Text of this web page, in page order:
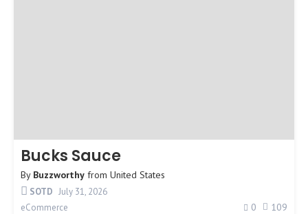
Bucks Sauce
By Buzzworthy from United States
SOTD July 31, 2026
eCommerce
0 109